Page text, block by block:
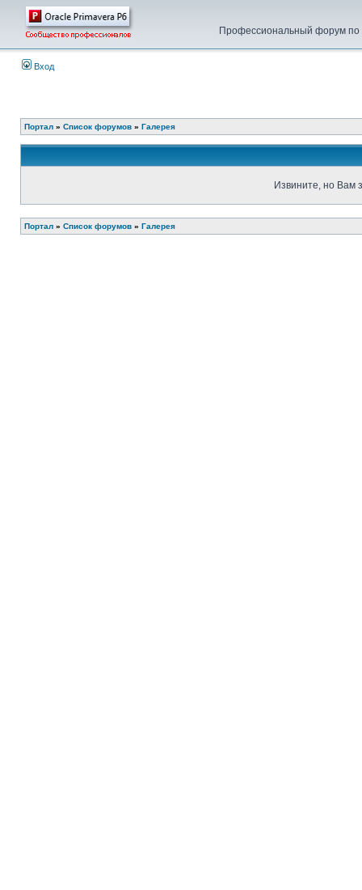
Профессиональный форум по
Вход
Портал » Список форумов » Галерея
Извините, но Вам
Портал » Список форумов » Галерея